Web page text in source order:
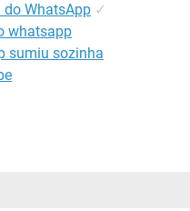
WhatsApp ✓
whatsapp
sumiu sozinha